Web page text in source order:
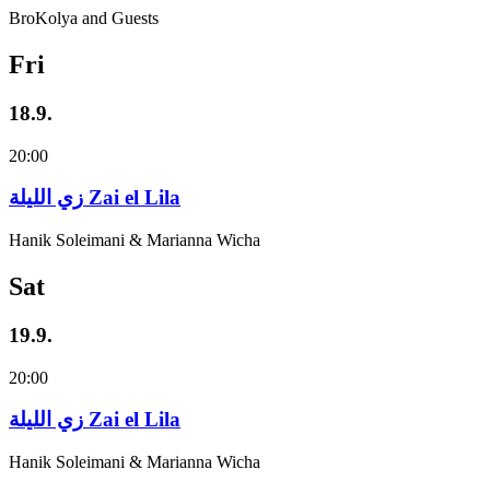
BroKolya and Guests
Fri
18.9.
20:00
زي‌ اللیلة Zai el Lila
Hanik Soleimani & Marianna Wicha
Sat
19.9.
20:00
زي‌ اللیلة Zai el Lila
Hanik Soleimani & Marianna Wicha